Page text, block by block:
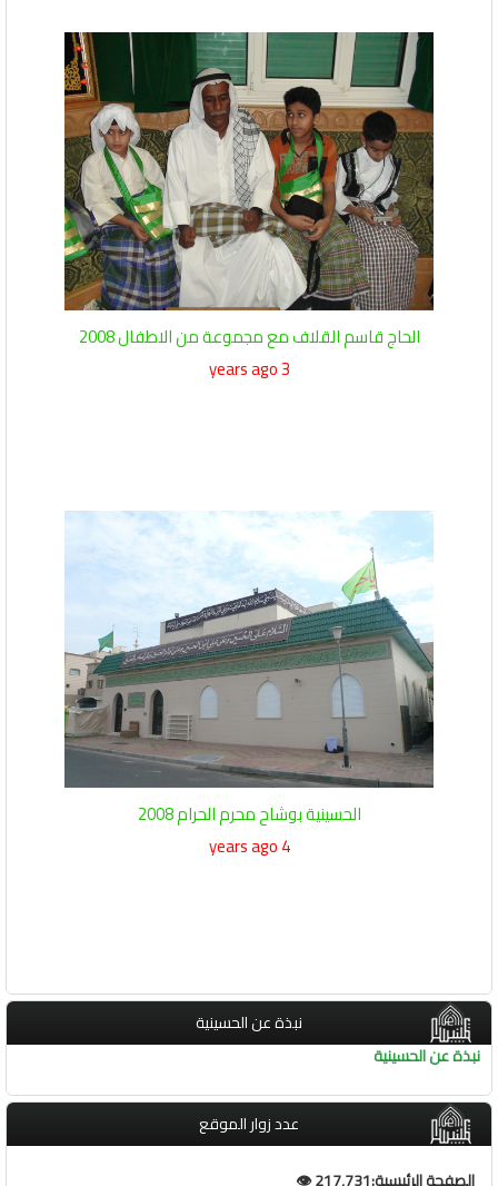
الحاج قاسم القلاف مع مجموعة من الاطفال 2008
3 years ago
الحسينية بوشاح محرم الحرام 2008
4 years ago
نبذة عن الحسينية
نبذة عن الحسينية
عدد زوار الموقع